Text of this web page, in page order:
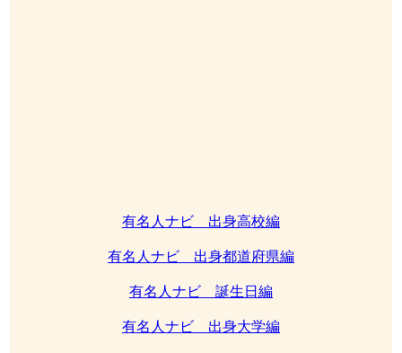
有名人ナビ 出身高校編
有名人ナビ 出身都道府県編
有名人ナビ 誕生日編
有名人ナビ 出身大学編